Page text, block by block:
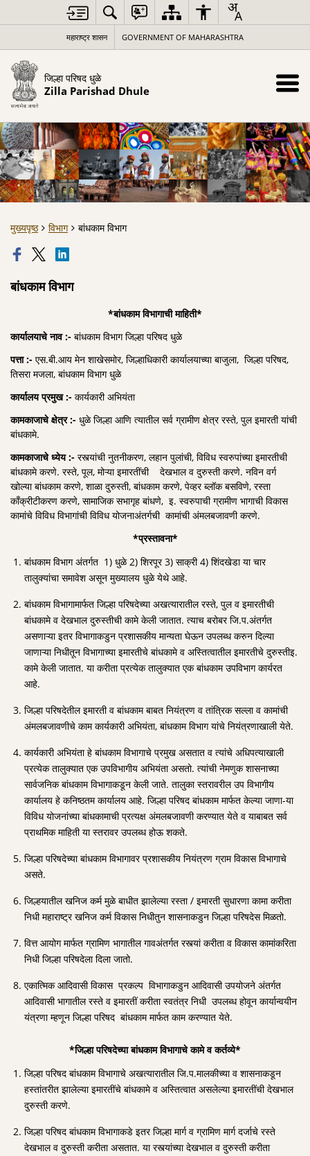
महाराष्ट्र शासन GOVERNMENT OF MAHARASHTRA
जिल्हा परिषद धुळे
Zilla Parishad Dhule
मुख्यपृष्ठ विभाग बांधकाम विभाग
बांधकाम विभाग
*बांधकाम विभागाची माहिती*
कार्यालयाचे नाव :- बांधकाम विभाग जिल्हा परिषद धुळे
पत्ता :- एस.बी.आय मेन शाखेसमोर, जिल्हाधिकारी कार्यालयाच्या बाजुला, जिल्हा परिषद,
तिसरा मजला, बांधकाम विभाग धुळे
कार्यालय प्रमुख :- कार्यकारी अभियंता
कामकाजाचे क्षेत्र :- धुळे जिल्हा आणि त्यातील सर्व ग्रामीण क्षेत्र रस्ते, पुल इमारती यांची
बांधकामे.
कामकाजाचे ध्येय :- रस्त्यांची नुतनीकरण, लहान पुलांची, विविध स्वरुपांच्या इमारतीची
बांधकामे करणे. रस्ते, पूल, मोऱ्या इमारतींची देखभाल व दुरुस्ती करणे. नविन वर्ग
खोल्या बांधकाम करणे, शाळा दुरुस्ती, बांधकाम करणे, पेव्हर ब्लॉक बसविणे, रस्ता
काँक्रीटीकरण करणे, सामाजिक सभागृह बांधणे, इ. स्वरुपाची ग्रामीण भागाची विकास
कामांचे विविध विभागांची विविध योजनाअंतर्गची कामांची अंमलबजावणी करणे.
*प्रस्तावना*
बांधकाम विभाग अंतर्गत 1) धुळे 2) शिरपूर 3) साक्री 4) शिंदखेडा या चार
तालुक्यांचा समावेश असून मुख्यालय धुळे येथे आहे.
बांधकाम विभागामार्फत जिल्हा परिषदेच्या अखत्यारातील रस्ते, पुल व इमारतीची
बांधकामे व देखभाल दुरुस्तीची कामे केली जातात. त्याच बरोबर जि.प.अंतर्गत
असणाऱ्या इतर विभागाकडुन प्रशासकीय मान्यता घेऊन उपलब्ध करुन दिल्या
जाणाऱ्या निधीतून विभागाच्या इमारतीचे बांधकामे व अस्तित्वातील इमारतीचे दुरुस्तीइ.
कामे केली जातात. या करीता प्रत्येक तालुक्यात एक बांधकाम उपविभाग कार्यरत
आहे.
जिल्हा परिषदेतील इमारती व बांधकाम बाबत नियंत्रण व तांत्रिक सल्ला व कामांची
अंमलबजावणीचे काम कार्यकारी अभियंता, बांधकाम विभाग यांचे नियंत्रणाखाली येते.
कार्यकारी अभियंता हे बांधकाम विभागाचे प्रमुख असतात व त्यांचे अधिपत्याखाली
प्रत्येक तालुक्यात एक उपविभागीय अभियंता असतो. त्यांची नेमणुक शासनाच्या
सार्वजनिक बांधकाम विभागाकडून केली जाते. तालुका स्तरावरील उप विभागीय
कार्यालय हे कनिष्ठतम कार्यालय आहे. जिल्हा परिषद बांधकाम मार्फत केल्या जाणा-या
विविध योजनांच्या बांधकामाची प्रत्यक्ष अंमलबजावणी करण्यात येते व याबाबत सर्व
प्राथमिक माहिती या स्तरावर उपलब्ध होऊ शकते.
जिल्हा परिषदेच्या बांधकाम विभागावर प्रशासकीय नियंत्रण ग्राम विकास विभागाचे
असते.
जिल्हयातील खनिज कर्म मुळे बाधीत झालेल्या रस्ता / इमारती सुधारणा कामा करीता
निधी महाराष्ट्र खनिज कर्म विकास निधीतुन शासनाकडुन जिल्हा परिषदेस मिळतो.
वित्त आयोग मार्फत ग्रामिण भागातील गावअंतर्गत रस्त्यां करीता व विकास कामांकरिता
निधी जिल्हा परिषदेला दिला जातो.
एकात्मिक आदिवासी विकास प्रकल्प विभागाकडुन आदिवासी उपयोजने अंतर्गत
आदिवासी भागातील रस्ते व इमारतीं करीता स्वतंत्र निधी उपलब्ध होवून कार्यान्वयीन
यंत्रणा म्हणून जिल्हा परिषद बांधकाम मार्फत काम करण्यात येते.
*जिल्हा परिषदेच्या बांधकाम विभागाचे कामे व कर्तव्ये*
जिल्हा परिषद बांधकाम विभागाचे अखत्यारातील जि.प.मालकीच्या व शासनाकडून
हस्तांतरीत झालेल्या इमारतींचे बांधकामे व अस्तित्वात असलेल्या इमारतींची देखभाल
दुरुस्ती करणे.
जिल्हा परिषद बांधकाम विभागाकडे इतर जिल्हा मार्ग व ग्रामिण मार्ग दर्जाचे रस्ते
देखभाल व दुरुस्ती करीता असतात. या रस्त्यांच्या देखभाल व दुरुस्ती करीता